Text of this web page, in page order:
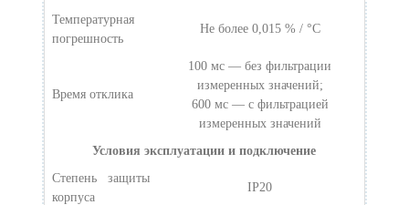
Температурная
погрешность
Не более 0,015 % / °С
Время отклика
100 мс — без фильтрации
измеренных значений;
600 мс — с фильтрацией
измеренных значений
Условия эксплуатации и подключение
Степень защиты
корпуса
IP20